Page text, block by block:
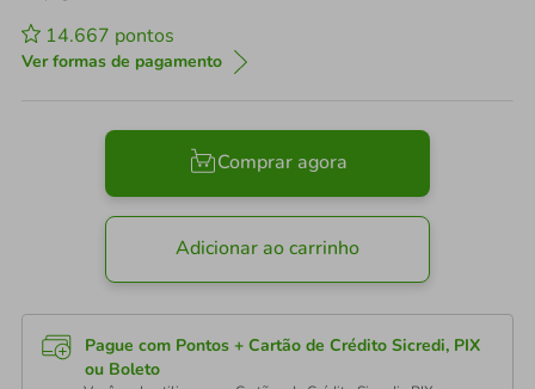
14.667 pontos
Ver formas de pagamento
Comprar agora
Adicionar ao carrinho
Pague com Pontos + Cartão de Crédito Sicredi, PIX
ou Boleto